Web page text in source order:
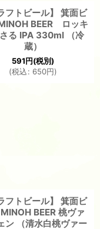
フトビール】 箕面ビ
BEER ロッキ
る IPA 330ml （冷
蔵）
591円(税別)
(税込: 650円)
フトビール】 箕面ビ
BEER 桃ヴァ
ン （清水白桃ヴァー